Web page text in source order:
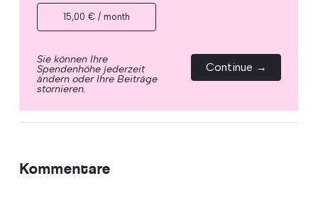
15,00 € / month
Sie können Ihre
Spendenhöhe jederzeit
ändern oder Ihre Beiträge
stornieren.
Continue →
Kommentare